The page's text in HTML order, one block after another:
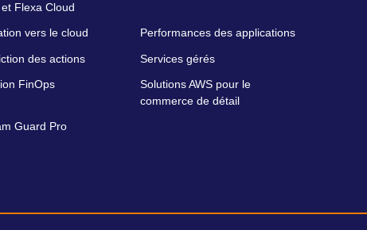
et Flexa Cloud
vers le cloud Performances des applications
des actions Services gérés
FinOps
Solutions AWS pour le
commerce de détail
Guard Pro